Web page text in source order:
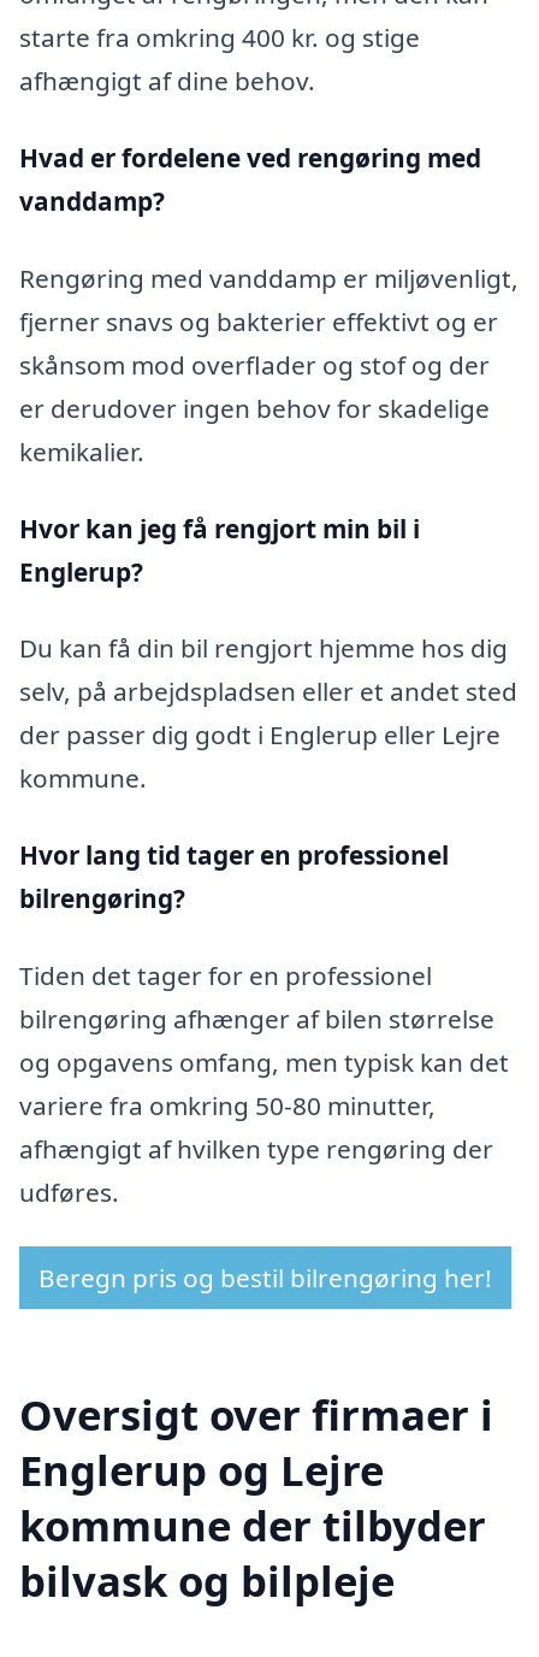
starte fra omkring 400 kr. og stige
afhængigt af dine behov.
Hvad er fordelene ved rengøring med
vanddamp?
Rengøring med vanddamp er miljøvenligt,
fjerner snavs og bakterier effektivt og er
skånsom mod overflader og stof og der
er derudover ingen behov for skadelige
kemikalier.
Hvor kan jeg få rengjort min bil i
Englerup?
Du kan få din bil rengjort hjemme hos dig
selv, på arbejdspladsen eller et andet sted
der passer dig godt i Englerup eller Lejre
kommune.
Hvor lang tid tager en professionel
bilrengøring?
Tiden det tager for en professionel
bilrengøring afhænger af bilen størrelse
og opgavens omfang, men typisk kan det
variere fra omkring 50-80 minutter,
afhængigt af hvilken type rengøring der
udføres.
Beregn pris og bestil bilrengøring her!
Oversigt over firmaer i
Englerup og Lejre
kommune der tilbyder
bilvask og bilpleje